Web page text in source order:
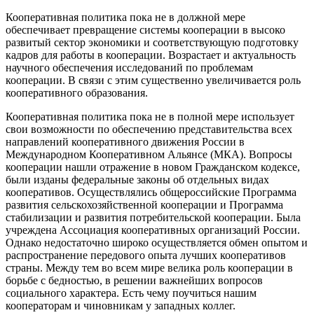
Кооперативная политика пока не в должной мере
обеспечивает превращение системы кооперации в высоко
развитый сектор экономики и соответствующую подготовку
кадров для работы в кооперации. Возрастает и актуальность
научного обеспечения исследований по проблемам
кооперации. В связи с этим существенно увеличивается роль
кооперативного образования.
Кооперативная политика пока не в полной мере использует
свои возможности по обеспечению представительства всех
направлений кооперативного движения России в
Международном Кооперативном Альянсе (МКА). Вопросы
кооперации нашли отражение в новом Гражданском кодексе,
были изданы федеральные законы об отдельных видах
кооперативов. Осуществлялись общероссийские Программа
развития сельскохозяйственной кооперации и Программа
стабилизации и развития потребительской кооперации. Была
учреждена Ассоциация кооперативных организаций России.
Однако недостаточно широко осуществляется обмен опытом и
распространение передового опыта лучших кооперативов
страны. Между тем во всем мире велика роль кооперации в
борьбе с бедностью, в решении важнейших вопросов
социального характера. Есть чему поучиться нашим
кооператорам и чиновникам у западных коллег.